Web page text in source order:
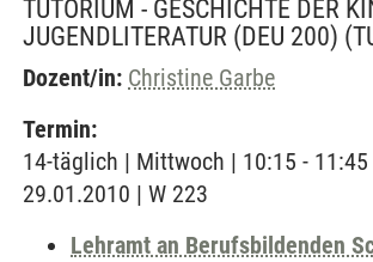
TUTORIUM - GESCHICHTE DER
JUGENDLITERATUR (DEU 200)
Dozent/in: Christine Garbe
Termin:
14-täglich | Mittwoch | 10:15 -
29.01.2010 | W 223
Lehramt an Berufsbildenden